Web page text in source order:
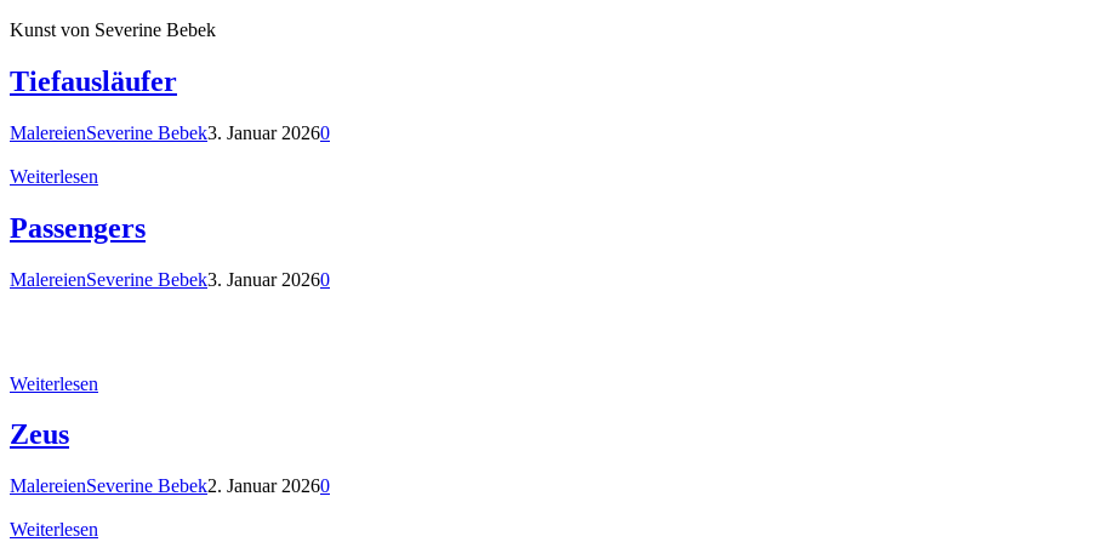
Kunst von Severine Bebek
Tiefausläufer
MalereienSeverine Bebek3. Januar 20260
Weiterlesen
Passengers
MalereienSeverine Bebek3. Januar 20260
Weiterlesen
Zeus
MalereienSeverine Bebek2. Januar 20260
Weiterlesen